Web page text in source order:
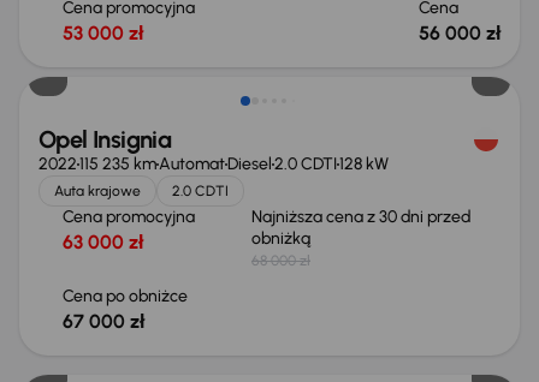
Cena promocyjna
53 000 zł
Cena
56 000 zł
Taniej o 1 000 zł
Opel Insignia
2022115 235 kmAutomatDiesel2.0 CDTI128 kW
Auta krajowe 2.0 CDTI
Cena promocyjna
63 000 zł
Najniższa cena z 30 dni przed
obniżką
68 000 zł
Cena po obniżce
67 000 zł